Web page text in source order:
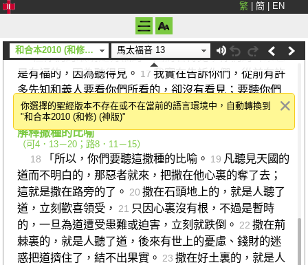
繁 簡 EN
和合本2010 (和修) (神版) 馬太福音 13
心裏明白，回轉過來，
我會醫治他們。』
16但你們的眼睛是有福的，因為看得見；你們的耳朵也
是有福的，因為聽得見。 17 我實在告訴你們，從前有許
多先知和義人要看你們所看的，卻沒有看見；要聽你們
所聽的，卻沒有聽見。」
解釋撒種的比喻
（ 可4．13－20 ； 路8．11－15）
18 「所以，你們要聽這撒種的比喻。 19 凡聽見天國的
道而不明白的，那惡者就來，把撒在他心裏的奪了去；
這就是撒在路旁的了。 20 撒在石頭地上的，就是人聽了
道，立刻歡喜領受，
21 只因心裏沒有根，不過是暫時
的，一旦為道遭受患難或迫害，立刻就跌倒。 22 撒在荊
棘裏的，就是人聽了道，後來有世上的憂慮、錢財的迷
惑把道擠住了，結不出果實。 23 撒在好土裏的，就是人
你選擇的聖經版本不存在或不在當前的語言環境中，自動轉換到
"和合本2010 (和修) (神版)"